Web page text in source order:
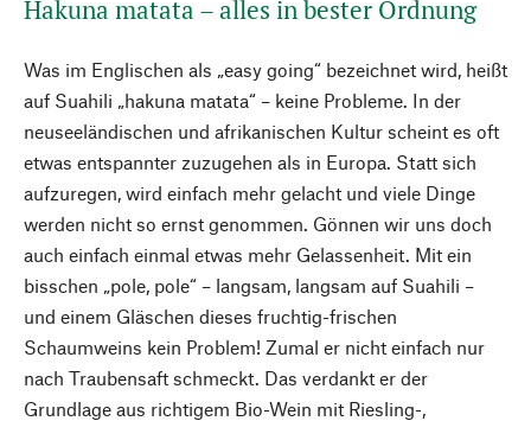
Hakuna matata – alles in bester Ordnung
Was im Englischen als „easy going“ bezeichnet wird, heißt
auf Suahili „hakuna matata“ – keine Probleme. In der
neuseeländischen und afrikanischen Kultur scheint es oft
etwas entspannter zuzugehen als in Europa. Statt sich
aufzuregen, wird einfach mehr gelacht und viele Dinge
werden nicht so ernst genommen. Gönnen wir uns doch
auch einfach einmal etwas mehr Gelassenheit. Mit ein
bisschen „pole, pole“ – langsam, langsam auf Suahili –
und einem Gläschen dieses fruchtig-frischen
Schaumweins kein Problem! Zumal er nicht einfach nur
nach Traubensaft schmeckt. Das verdankt er der
Grundlage aus richtigem Bio-Wein mit Riesling-,